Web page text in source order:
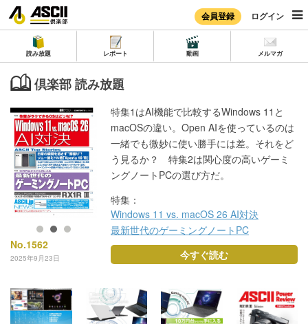
会員登録 ログイン
読み放題 レポート 動画 メルマガ
倶楽部 読み放題
No.1562
2025年9月23日
特集1はAI機能で比較するWindows 11と
macOSの違い。Open AIを使っているのは
一緒でも微妙に使い勝手には差。それをど
う見るか？ 特集2は関心度の高いゲーミ
ングノートPCの選び方だ。
特集：
Windows 11 vs. macOS 26 AI対決
最新世代のゲーミングノートPC
今すぐ読む